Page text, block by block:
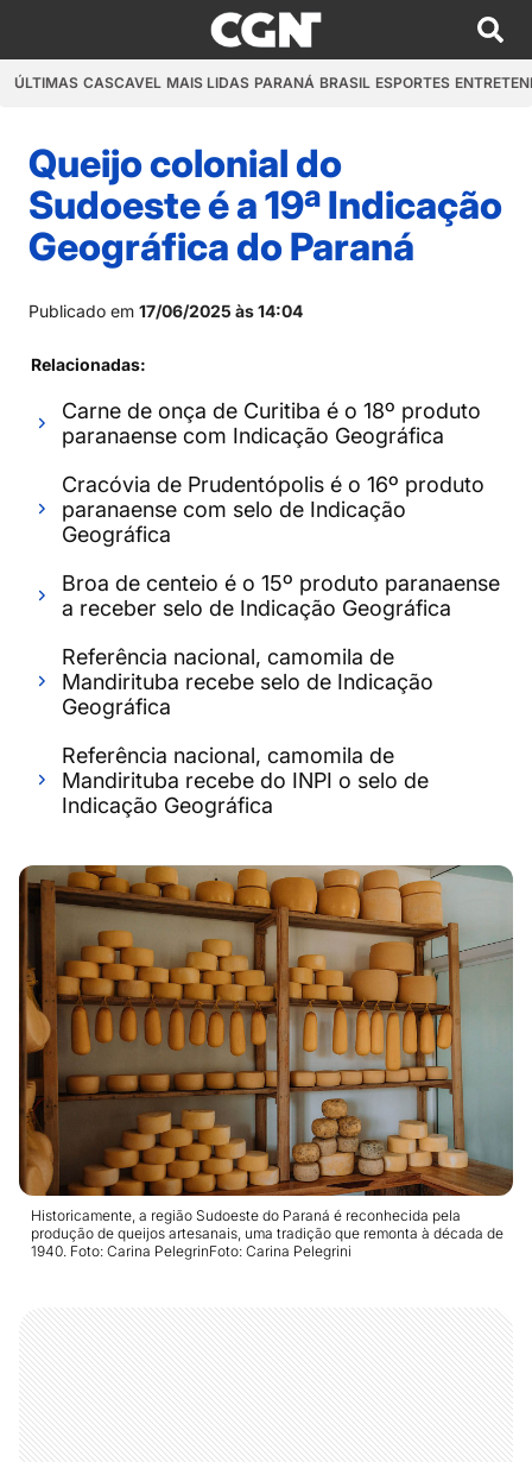
ÚLTIMAS CASCAVEL MAIS LIDAS PARANÁ BRASIL ESPORTES
Queijo colonial do
Sudoeste é a 19ª Indicação
Geográfica do Paraná
Publicado em 17/06/2025 às 14:04
Relacionadas:
Carne de onça de Curitiba é o 18º produto
paranaense com Indicação Geográfica
Cracóvia de Prudentópolis é o 16º produto
paranaense com selo de Indicação
Geográfica
Broa de centeio é o 15º produto paranaense
a receber selo de Indicação Geográfica
Referência nacional, camomila de
Mandirituba recebe selo de Indicação
Geográfica
Referência nacional, camomila de
Mandirituba recebe do INPI o selo de
Indicação Geográfica
Historicamente, a região Sudoeste do Paraná é reconhecida pela
produção de queijos artesanais, uma tradição que remonta à década de
1940. Foto: Carina PelegrinFoto: Carina Pelegrini